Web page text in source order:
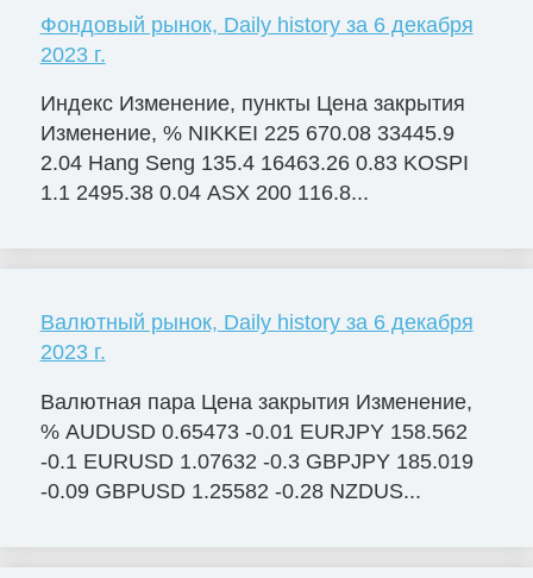
Фондовый рынок, Daily history за 6 декабря
2023 г.
Индекс Изменение, пункты Цена закрытия
Изменение, % NIKKEI 225 670.08 33445.9
2.04 Hang Seng 135.4 16463.26 0.83 KOSPI
1.1 2495.38 0.04 ASX 200 116.8...
Валютный рынок, Daily history за 6 декабря
2023 г.
Валютная пара Цена закрытия Изменение,
% AUDUSD 0.65473 -0.01 EURJPY 158.562
-0.1 EURUSD 1.07632 -0.3 GBPJPY 185.019
-0.09 GBPUSD 1.25582 -0.28 NZDUS...